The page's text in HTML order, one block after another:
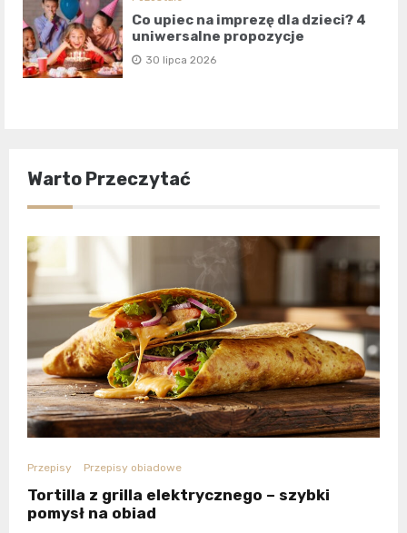
Co upiec na imprezę dla dzieci? 4
uniwersalne propozycje
30 lipca 2026
Warto Przeczytać
Przepisy Przepisy obiadowe
Tortilla z grilla elektrycznego – szybki
pomysł na obiad